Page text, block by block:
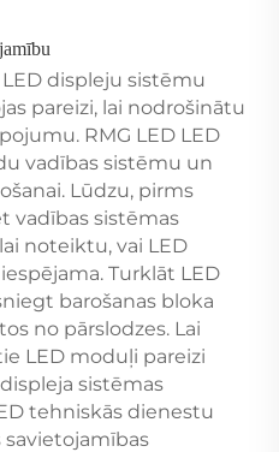
displeju sistēmu
pareizi, lai nodrošinātu
RMG LED LED
vadības sistēmu un
Lūdzu, pirms
vadības sistēmas
noteiktu, vai LED
Turklāt LED
barošanas bloka
no pārslodzes. Lai
LED moduļi pareizi
sistēmas
tehniskās dienestu
savietojamības